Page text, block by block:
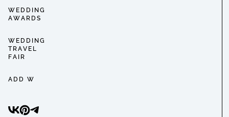
WEDDING
AWARDS
WEDDING
TRAVEL
FAIR
ADD W